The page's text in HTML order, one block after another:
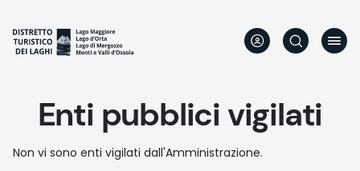
main
content
Enti pubblici vigilati
Non vi sono enti vigilati dall'Amministrazione.